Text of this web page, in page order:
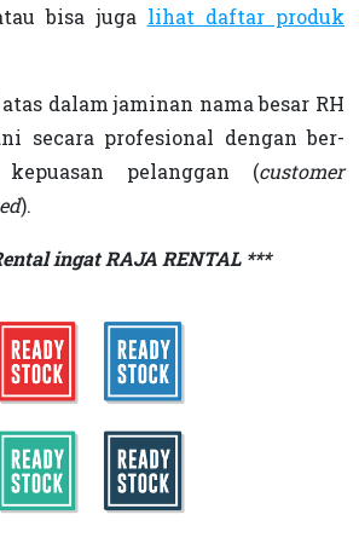
bisa juga lihat daftar produk
dalam jaminan nama besar RH
secara profesional dengan ber-
pelanggan (customer
).
ingat RAJA RENTAL ***